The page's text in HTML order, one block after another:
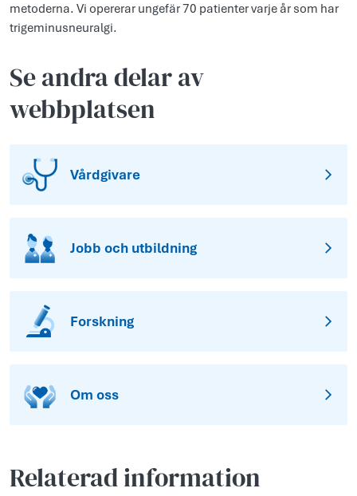
metoderna. Vi opererar ungefär 70 patienter varje år som har
trigeminusneuralgi.
Se andra delar av
webbplatsen
Vårdgivare
Jobb och utbildning
Forskning
Om oss
Relaterad information